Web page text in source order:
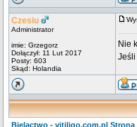
Czesiu
Administrator
imie: Grzegorz
Dołączył: 11 Lut 2017
Posty: 603
Skąd: Holandia
Nie
Jeśli
Bielactwo - vitiligo.com.pl Strona